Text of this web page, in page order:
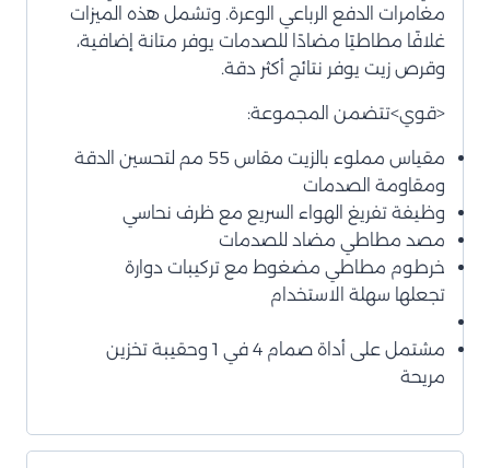
مغامرات الدفع الرباعي الوعرة. وتشمل هذه الميزات
غلافًا مطاطيًا مضادًا للصدمات يوفر متانة إضافية،
وقرص زيت يوفر نتائج أكثر دقة.
<قوي>تتضمن المجموعة:
مقياس مملوء بالزيت مقاس 55 مم لتحسين الدقة
ومقاومة الصدمات
وظيفة تفريغ الهواء السريع مع ظرف نحاسي
مصد مطاطي مضاد للصدمات
خرطوم مطاطي مضغوط مع تركيبات دوارة
تجعلها سهلة الاستخدام
مشتمل على أداة صمام 4 في 1 وحقيبة تخزين
مريحة